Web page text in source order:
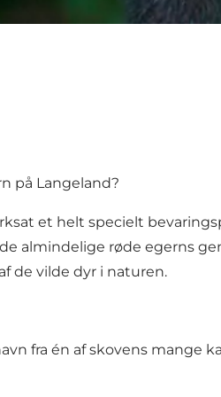
på Langeland?
et helt specielt
almindelige røde egerns
de vilde dyr i naturen.
fra én af skovens mange